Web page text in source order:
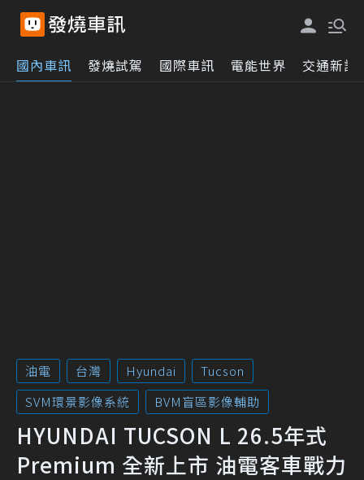
國內車訊 發燒試駕 國際車訊 電能世界 交通新訊
油電 台灣 Hyundai
Tucson
SVM環景影像系統
BVM盲區影像輔助
HYUNDAI TUCSON L 26.5年式
Premium 全新上市 油電客車戰力